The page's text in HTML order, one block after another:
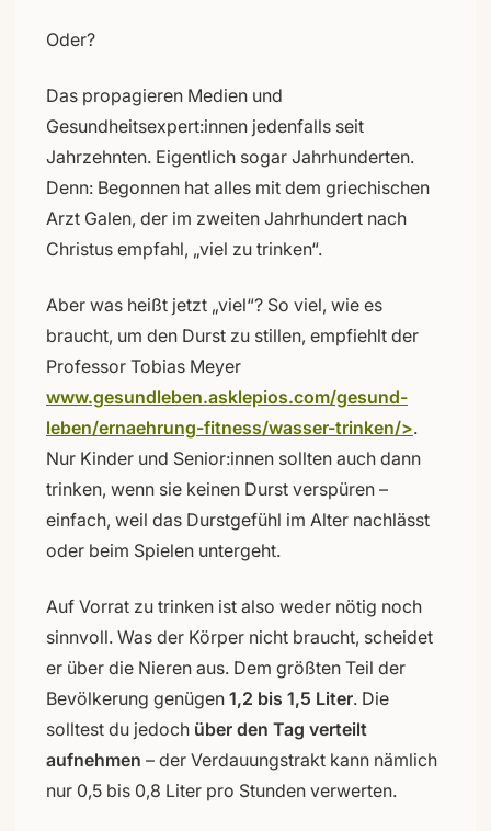
Oder?
Das propagieren Medien und
Gesundheitsexpert:innen jedenfalls seit
Jahrzehnten. Eigentlich sogar Jahrhunderten.
Denn: Begonnen hat alles mit dem griechischen
Arzt Galen, der im zweiten Jahrhundert nach
Christus empfahl, „viel zu trinken“.
Aber was heißt jetzt „viel“? So viel, wie es
braucht, um den Durst zu stillen, empfiehlt der
Professor Tobias Meyer
www.gesundleben.asklepios.com/gesund-
leben/ernaehrung-fitness/wasser-trinken/>.
Nur Kinder und Senior:innen sollten auch dann
trinken, wenn sie keinen Durst verspüren –
einfach, weil das Durstgefühl im Alter nachlässt
oder beim Spielen untergeht.
Auf Vorrat zu trinken ist also weder nötig noch
sinnvoll. Was der Körper nicht braucht, scheidet
er über die Nieren aus. Dem größten Teil der
Bevölkerung genügen 1,2 bis 1,5 Liter. Die
solltest du jedoch über den Tag verteilt
aufnehmen – der Verdauungstrakt kann nämlich
nur 0,5 bis 0,8 Liter pro Stunden verwerten.